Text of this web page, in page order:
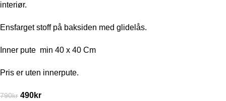
interiør.
Ensfarget stoff på baksiden med glidelås.
Inner pute min 40 x 40 Cm
Pris er uten innerpute.
790kr 490kr